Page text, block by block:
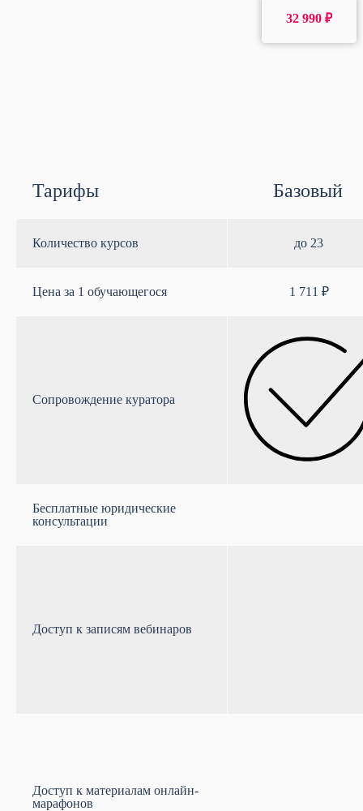
32 990 ₽
Тарифы Базовый
Количество курсов до 23
Цена за 1 обучающегося 1 711 ₽
Сопровождение куратора
Бесплатные юридические
консультации
Доступ к записям вебинаров
Доступ к материалам онлайн-
марафонов